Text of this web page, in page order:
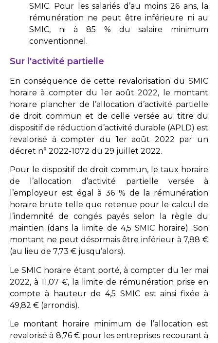
SMIC. Pour les salariés d’au moins 26 ans, la
rémunération ne peut être inférieure ni au
SMIC, ni à 85 % du salaire minimum
conventionnel.
Sur l'activité partielle
En conséquence de cette revalorisation du SMIC
horaire à compter du 1er août 2022, le montant
horaire plancher de l’allocation d’activité partielle
de droit commun et de celle versée au titre du
dispositif de réduction d’activité durable (APLD) est
revalorisé à compter du 1er août 2022 par un
décret n° 2022-1072 du 29 juillet 2022.
Pour le dispositif de droit commun, le taux horaire
de l’allocation d’activité partielle versée à
l’employeur est égal à 36 % de la rémunération
horaire brute telle que retenue pour le calcul de
l’indemnité de congés payés selon la règle du
maintien (dans la limite de 4,5 SMIC horaire). Son
montant ne peut désormais être inférieur à 7,88 €
(au lieu de 7,73 € jusqu’alors).
Le SMIC horaire étant porté, à compter du 1er mai
2022, à 11,07 €, la limite de rémunération prise en
compte à hauteur de 4,5 SMIC est ainsi fixée à
49,82 € (arrondis).
Le montant horaire minimum de l’allocation est
revalorisé à 8,76 € pour les entreprises recourant à